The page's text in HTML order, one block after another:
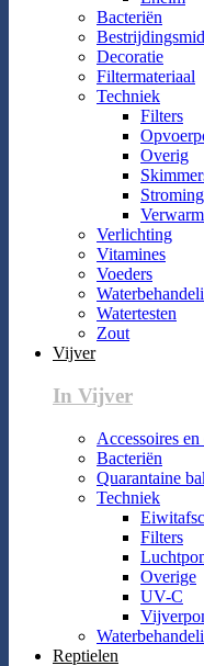
Bacteriën
Decoratie
Filtermateriaal
Techniek
Filters
Overig
Verlichting
Vitamines
Voeders
Watertesten
Zout
Vijver
In Vijver
Accessoires
Bacteriën
Quarantaine
Techniek
Filters
Overige
UV-C
Reptielen